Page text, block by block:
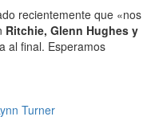
recientemente que «nos
Ritchie, Glenn Hughes y
al final. Esperamos
Turner